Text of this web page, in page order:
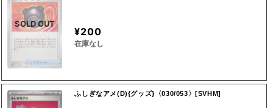
SOLD OUT
¥200
在庫なし
ふしぎなアメ(D){グッズ}〈030/053〉[SVHM]